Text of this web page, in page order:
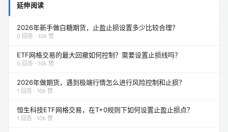
延伸阅读
2026年新手做白糖期货，止盈止损设置多少比较合理？
0 回答 · 10k 赞
ETF网格交易的最大回撤如何控制？需要设置止损线吗？
0 回答 · 10k 赞
2026年做期货，遇到极端行情怎么进行风险控制和止损？
1 回答 · 10k 赞
恒生科技ETF网格交易，在T+0规则下如何设置止盈止损点？
1 回答 · 10k 赞